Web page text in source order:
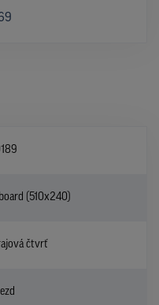
(510x240)
čtvrť